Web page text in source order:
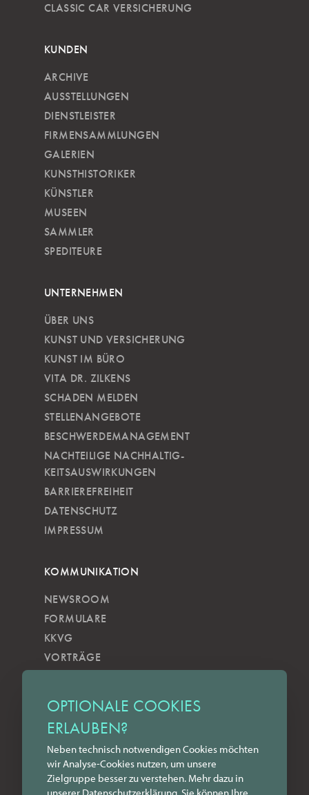
OPTIONALE COOKIES
ERLAUBEN?
Neben technisch notwendigen Cookies möchten
wir Analyse-Cookies nutzen, um unsere
Zielgruppe besser zu verstehen. Mehr dazu in
CLASSIC CAR VERSICHERUNG
KUNDEN
ARCHIVE
AUSSTELLUNGEN
DIENSTLEISTER
FIRMENSAMMLUNGEN
GALERIEN
KUNSTHISTORIKER
KÜNSTLER
MUSEEN
SAMMLER
SPEDITEURE
UNTERNEHMEN
ÜBER UNS
KUNST UND VERSICHERUNG
KUNST IM BÜRO
VITA DR. ZILKENS
SCHADEN MELDEN
STELLENANGEBOTE
BESCHWERDEMANAGEMENT
NACHTEILIGE NACH­HALTIG­
KEITSAUSWIRKUNGEN
BARRIEREFREIHEIT
DATENSCHUTZ
IMPRESSUM
KOMMUNIKATION
NEWSROOM
FORMULARE
KKVG
VORTRÄGE
ZILKENS NEWSBLOG
NEWSLETTER
YOUTUBE
INSTAGRAM